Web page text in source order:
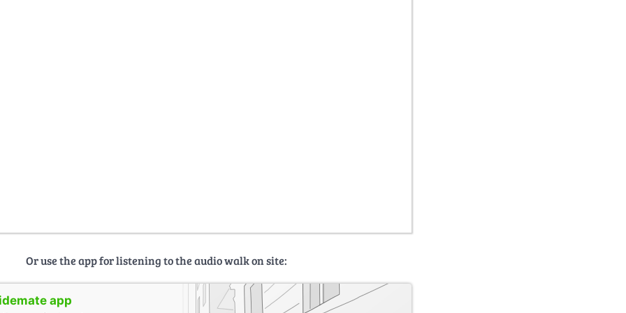
Or use the app for listening to the audio walk on site:
app